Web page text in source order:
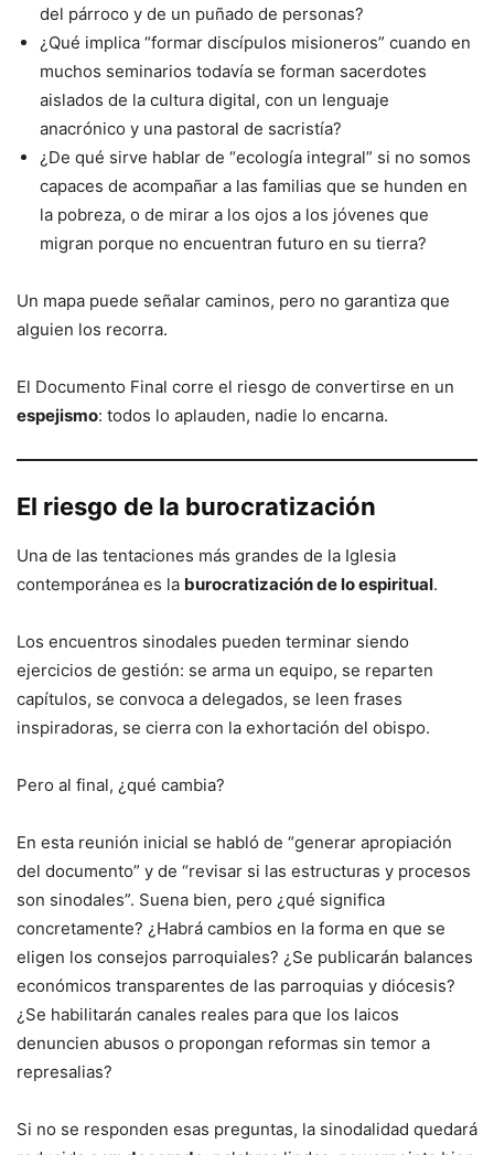
del párroco y de un puñado de personas?
¿Qué implica “formar discípulos misioneros” cuando en
muchos seminarios todavía se forman sacerdotes
aislados de la cultura digital, con un lenguaje
anacrónico y una pastoral de sacristía?
¿De qué sirve hablar de “ecología integral” si no somos
capaces de acompañar a las familias que se hunden en
la pobreza, o de mirar a los ojos a los jóvenes que
migran porque no encuentran futuro en su tierra?
Un mapa puede señalar caminos, pero no garantiza que
alguien los recorra.
El Documento Final corre el riesgo de convertirse en un
espejismo: todos lo aplauden, nadie lo encarna.
El riesgo de la burocratización
Una de las tentaciones más grandes de la Iglesia
contemporánea es la burocratización de lo espiritual.
Los encuentros sinodales pueden terminar siendo
ejercicios de gestión: se arma un equipo, se reparten
capítulos, se convoca a delegados, se leen frases
inspiradoras, se cierra con la exhortación del obispo.
Pero al final, ¿qué cambia?
En esta reunión inicial se habló de “generar apropiación
del documento” y de “revisar si las estructuras y procesos
son sinodales”. Suena bien, pero ¿qué significa
concretamente? ¿Habrá cambios en la forma en que se
eligen los consejos parroquiales? ¿Se publicarán balances
económicos transparentes de las parroquias y diócesis?
¿Se habilitarán canales reales para que los laicos
denuncien abusos o propongan reformas sin temor a
represalias?
Si no se responden esas preguntas, la sinodalidad quedará